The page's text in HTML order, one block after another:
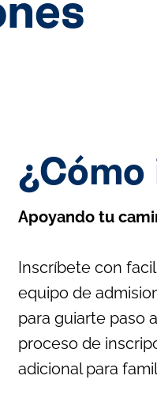
Apoyando tu
Inscríbete con
equipo de
para guiarte paso
proceso de
adicional para